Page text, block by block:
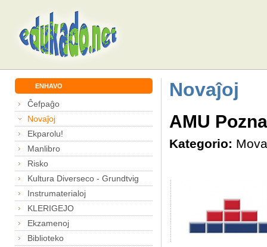
ENHAVO
Ĉefpaĝo
Novaĵoj
Ekparolu!
Manlibro
Risko
Kultura Diverseco - Grundtvig
Instrumaterialoj
KLERIGEJO
Ekzamenoj
Biblioteko
Novaĵoj
AMU
Kategorio: